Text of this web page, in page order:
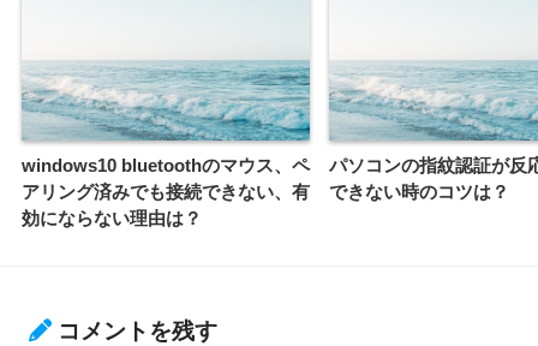
windows10 bluetoothのマウス、ペ
アリング済みでも接続できない、有
効にならない理由は？
パソコンの指紋認証が反
できない時のコツは？
コメントを残す